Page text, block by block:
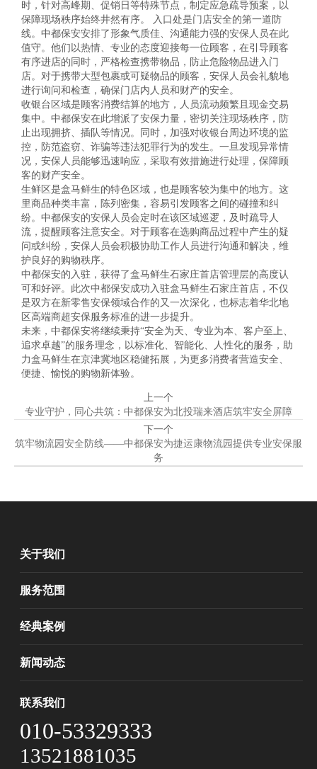
护送

培训
服务

护送

培训
时，针对高峰期、促销日等特殊节点，制定应急疏导预案，以
保障现场秩序始终井然有序。 入口处是门店安全的第一道防
线。中都保安安排了形象气质佳、沟通能力强的安保人员在此
值守。他们以热情、专业的态度迎接每一位顾客，在引导顾客
有序进店的同时，严格检查携带物品，防止危险物品进入门
店。对于携带大型包裹或可疑物品的顾客，安保人员会礼貌地
进行询问和检查，确保门店内人员和财产的安全。
收银台区域是顾客消费结算的地方，人员流动频繁且现金交易
集中。中都保安在此增派了安保力量，密切关注现场秩序，防
止出现拥挤、插队等情况。同时，加强对收银台周边环境的监
控，防范盗窃、诈骗等违法犯罪行为的发生。一旦发现异常情
况，安保人员能够迅速响应，采取有效措施进行处理，保障顾
客的财产安全。
生鲜区是盒马鲜生的特色区域，也是顾客较为集中的地方。这
里商品种类丰富，陈列密集，容易引发顾客之间的碰撞和纠
纷。中都保安的安保人员会定时在该区域巡逻，及时疏导人
流，提醒顾客注意安全。对于顾客在选购商品过程中产生的疑
问或纠纷，安保人员会积极协助工作人员进行沟通和解决，维
护良好的购物秩序。
中都保安的入驻，获得了盒马鲜生石家庄首店管理层的高度认
可和好评。此次中都保安成功入驻盒马鲜生石家庄首店，不仅
是双方在新零售安保领域合作的又一次深化，也标志着华北地
区高端商超安保服务标准的进一步提升。
未来，中都保安将继续秉持“安全为天、专业为本、客户至上、
追求卓越”的服务理念，以标准化、智能化、人性化的服务，助
力盒马鲜生在京津冀地区稳健拓展，为更多消费者营造安全、
便捷、愉悦的购物新体验。
上一个
专业守护，同心共筑：中都保安为北投瑞来酒店筑牢安全屏障
下一个
筑牢物流园安全防线——中都保安为捷运康物流园提供专业安保服
务
关于我们
服务范围
经典案例
新闻动态
联系我们
010-53329333
13521881035